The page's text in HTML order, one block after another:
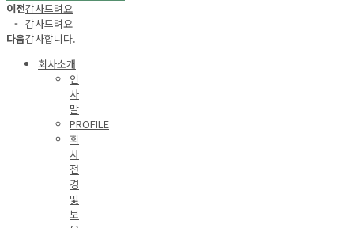
이전감사드려요
- 감사드려요
다음감사합니다.
회사소개
인
사
말
PROFILE
회
사
전
경
및
보